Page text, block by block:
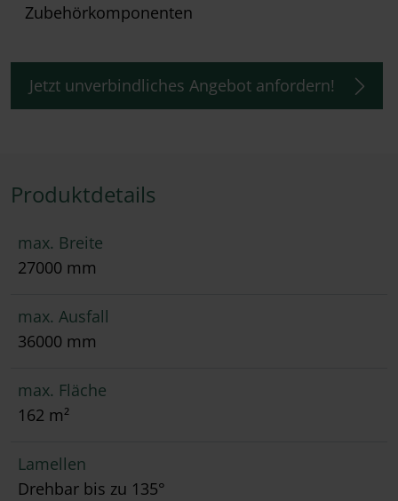
Zubehörkomponenten
Jetzt unverbindliches Angebot anfordern!
Produktdetails
max. Breite
27000 mm
max. Ausfall
36000 mm
max. Fläche
162 m²
Lamellen
Drehbar bis zu 135°